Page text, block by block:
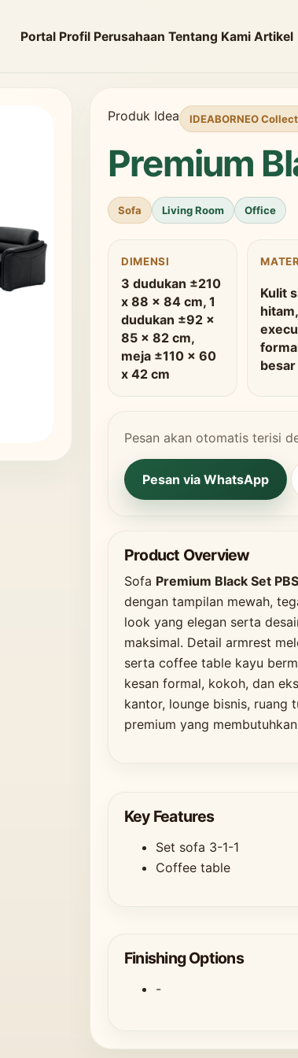
Portal Profil Perusahaan Tentang Kami Artikel
Produk Idea IDEABORNEO
Premium
Sofa Living Room Office
DIMENSI
3 dudukan ±210
x 88 x 84 cm, 1
dudukan ±92 x
85 x 82 cm,
meja ±110 x 60
x 42 cm
Kulit
besar
Pesan akan otomatis terisi
Pesan via WhatsApp
Product Overview
Sofa Premium Black Set
dengan tampilan mewah,
look yang elegan serta
maksimal. Detail armrest
serta coffee table kayu
kesan formal, kokoh, dan
kantor, lounge bisnis, ruang
premium yang
Key Features
Set sofa 3-1-1
Coffee table
Finishing Options
-